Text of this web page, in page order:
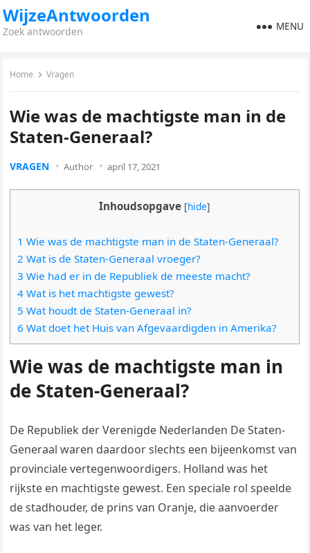
WijzeAntwoorden
Zoek antwoorden MENU
Home Vragen
Wie was de machtigste man in de
Staten-Generaal?
VRAGEN Author april 17, 2021
Inhoudsopgave [hide]
1 Wie was de machtigste man in de Staten-Generaal?
2 Wat is de Staten-Generaal vroeger?
3 Wie had er in de Republiek de meeste macht?
4 Wat is het machtigste gewest?
5 Wat houdt de Staten-Generaal in?
6 Wat doet het Huis van Afgevaardigden in Amerika?
Wie was de machtigste man in
de Staten-Generaal?
De Republiek der Verenigde Nederlanden De Staten-
Generaal waren daardoor slechts een bijeenkomst van
provinciale vertegenwoordigers. Holland was het
rijkste en machtigste gewest. Een speciale rol speelde
de stadhouder, de prins van Oranje, die aanvoerder
was van het leger.